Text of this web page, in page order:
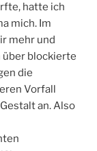
hatte ich
mich. Im
mehr und
über blockierte
die
Vorfall
an. Also